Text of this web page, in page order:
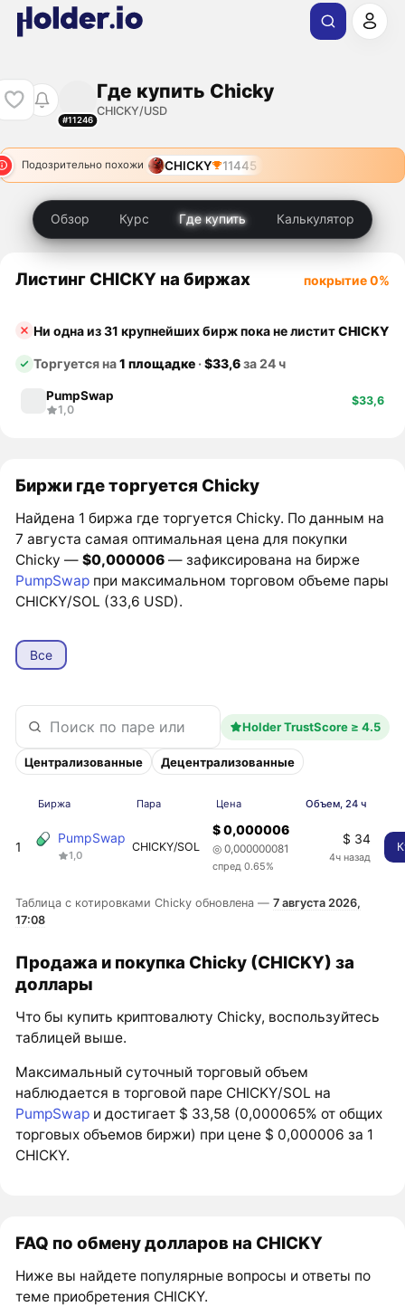
#11246
Где купить Chicky
CHICKY/USD
Подозрительно похожи CHICKY 11445
Обзор Курс Где купить Калькулятор
Листинг CHICKY на биржах покрытие 0%
Ни одна из 31 крупнейших бирж пока не листитCHICKY
Торгуется на1 площадке ·$33,6за 24 ч
PumpSwap
1,0
$33,6
Биржи где торгуется Chicky
Найдена 1 биржа где торгуется Chicky. По данным на
7 августа самая оптимальная цена для покупки
Chicky —$0,000006 — зафиксирована на бирже
PumpSwap при максимальном торговом объеме пары
CHICKY/SOL (33,6 USD).
Все
Holder TrustScore ≥ 4.5
Централизованные Децентрализованные
Биржа Пара Цена Объем, 24 ч
1
PumpSwap
1,0
CHICKY/SOL
$ 0,000006
◎ 0,000000081
спред 0.65%
$ 34
4ч назад
Таблица с котировками Chicky обновлена —7 августа 2026,
17:08
Продажа и покупка Chicky (CHICKY) за
доллары
Что бы купить криптовалюту Chicky, воспользуйтесь
таблицей выше.
Максимальный суточный торговый объем
наблюдается в торговой паре CHICKY/SOL на
PumpSwap и достигает $ 33,58 (0,000065% от общих
торговых объемов биржи) при цене $ 0,000006 за 1
CHICKY.
FAQ по обмену долларов на CHICKY
Ниже вы найдете популярные вопросы и ответы по
теме приобретения CHICKY.